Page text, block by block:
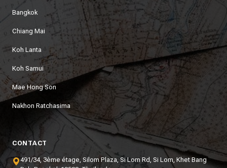
Bangkok
Chiang Mai
Koh Lanta
Koh Samui
Mae Hong Son
Nakhon Ratchasima
CONTACT
491/34, 3ème étage, Silom Plaza, Si Lom Rd, Si Lom, Khet Bang